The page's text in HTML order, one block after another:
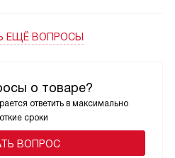
о товаре?
ответить в максимально
сроки
ВОПРОС
ЕЩЁ ВОПРОСЫ